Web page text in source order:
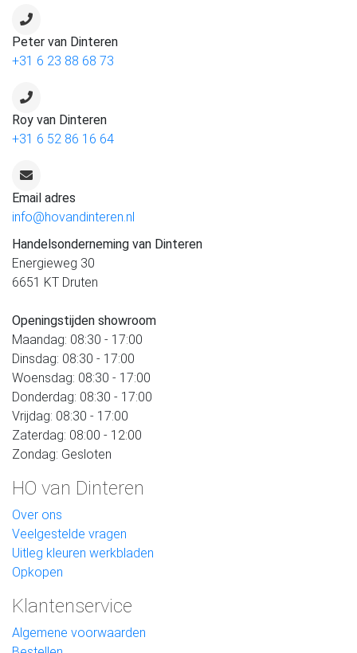
Peter van Dinteren
+31 6 23 88 68 73
Roy van Dinteren
+31 6 52 86 16 64
Email adres
info@hovandinteren.nl
Handelsonderneming van Dinteren
Energieweg 30
6651 KT Druten
Openingstijden showroom
Maandag: 08:30 - 17:00
Dinsdag: 08:30 - 17:00
Woensdag: 08:30 - 17:00
Donderdag: 08:30 - 17:00
Vrijdag: 08:30 - 17:00
Zaterdag: 08:00 - 12:00
Zondag: Gesloten
HO van Dinteren
Over ons
Veelgestelde vragen
Uitleg kleuren werkbladen
Opkopen
Klantenservice
Algemene voorwaarden